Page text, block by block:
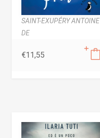
SAINT-EXUPÉRY ANTOINE
DE
€11,55